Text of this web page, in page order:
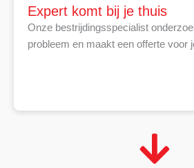
Expert komt bij je thuis
Onze bestrijdingsspecialist
probleem en maakt een offerte voor